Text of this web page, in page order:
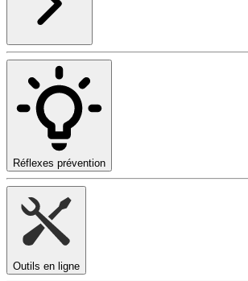
Réflexes prévention
Outils en ligne